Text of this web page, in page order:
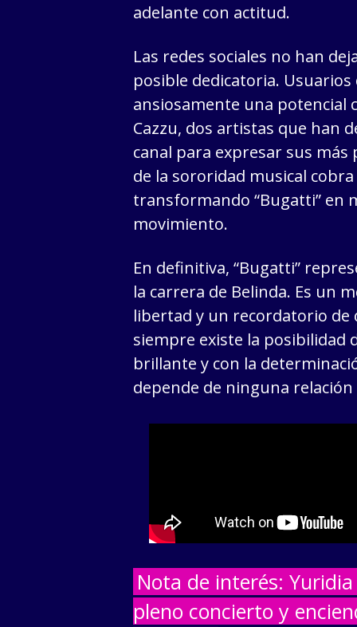
adelante con actitud.
Las redes sociales no han
posible dedicatoria. Usuarios
ansiosamente una potencial
Cazzu, dos artistas que han
canal para expresar sus
de la sororidad musical
transformando “Bugatti” en
movimiento.
En definitiva, “Bugatti”
la carrera de Belinda. Es un
libertad y un recordatorio de
siempre existe la posibilidad
brillante y con la
depende de ninguna relación
Nota de interés:
pleno concierto y